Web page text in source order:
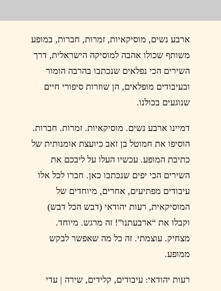
ארבע נשים, מוסיקאיות, זמרות, חברות, במופע
משותף שכולו אהבה למוסיקה הישראלית, דרך
השירים הכי נפלאים שנכתבו בהרבה הומור
ובעיבודים מופלאים, הן שוזרות סיפורי חיים
שנוגעים בכולנו.
דמיינו ארבע נשים. מוסיקאיות. זמרות. חברות.
הוסיפו את חמוטל בן זאב כיועצת אומנותית של
כתיבת המופע. עכשיו העלו על ליבכם את
השירים הכי יפים שנכתבו כאן. חברו לכל אלו
עיבודים מפתיעים, אחרים, מיוחדים של
המוסיקאית, רעות יהודאי (דבש הכל דבש)
וקבלו את “ארבעתנו”! זה מרגש. מיוחד.
מצחיק. עוצמתי. זה כל מה שאפשר לבקש
ממופע.
רעות יהודאי: עיבודים, קלידים, שירה | עדי